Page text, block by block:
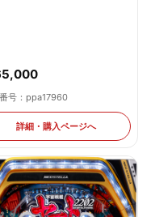
号：ppa17960
詳細・購入ページへ